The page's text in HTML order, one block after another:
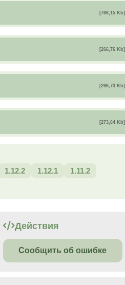
[766,15 Kb]
[266,76 Kb]
[266,73 Kb]
[273,64 Kb]
1.12.2 1.12.1
1.11.2
Действия
Сообщить об ошибке